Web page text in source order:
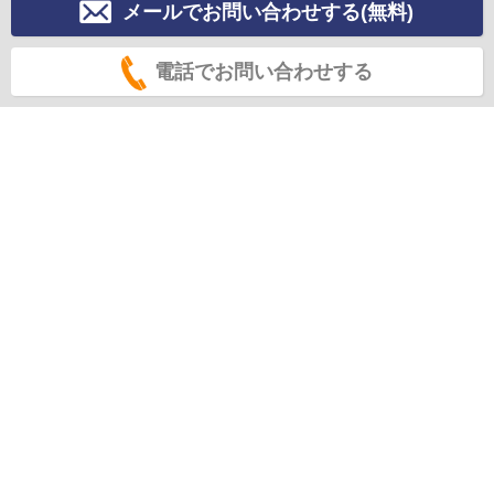
メールでお問い合わせする(無料)
電話でお問い合わせする